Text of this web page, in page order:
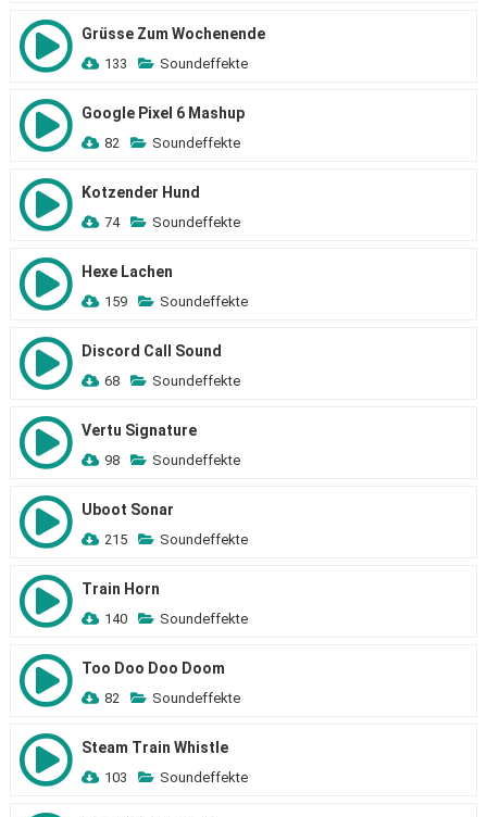
Grüsse Zum Wochenende
133 Soundeffekte
Google Pixel 6 Mashup
82 Soundeffekte
Kotzender Hund
74 Soundeffekte
Hexe Lachen
159 Soundeffekte
Discord Call Sound
68 Soundeffekte
Vertu Signature
98 Soundeffekte
Uboot Sonar
215 Soundeffekte
Train Horn
140 Soundeffekte
Too Doo Doo Doom
82 Soundeffekte
Steam Train Whistle
103 Soundeffekte